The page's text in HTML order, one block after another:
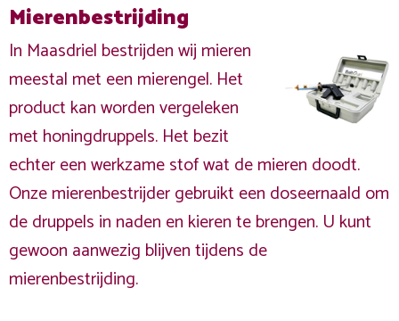
Mierenbestrijding
In Maasdriel bestrijden wij mieren
meestal met een mierengel. Het
product kan worden vergeleken
met honingdruppels. Het bezit
echter een werkzame stof wat de mieren doodt.
Onze mierenbestrijder gebruikt een doseernaald om
de druppels in naden en kieren te brengen. U kunt
gewoon aanwezig blijven tijdens de
mierenbestrijding.